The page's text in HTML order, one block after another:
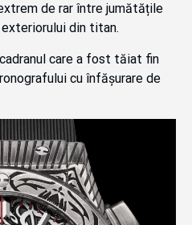
de rar între jumătățile
din titan.
care a fost tăiat fin
cu înfășurare de